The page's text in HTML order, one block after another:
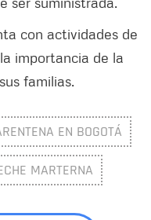
con actividades de
importancia de la
familias.
EN BOGOTÁ
MARTERNA